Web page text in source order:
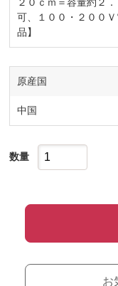
可、１００・２００
品】
原産国
中国
数量
お